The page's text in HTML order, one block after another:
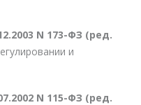
N 173-ФЗ (ред.
и
N 115-ФЗ (ред.